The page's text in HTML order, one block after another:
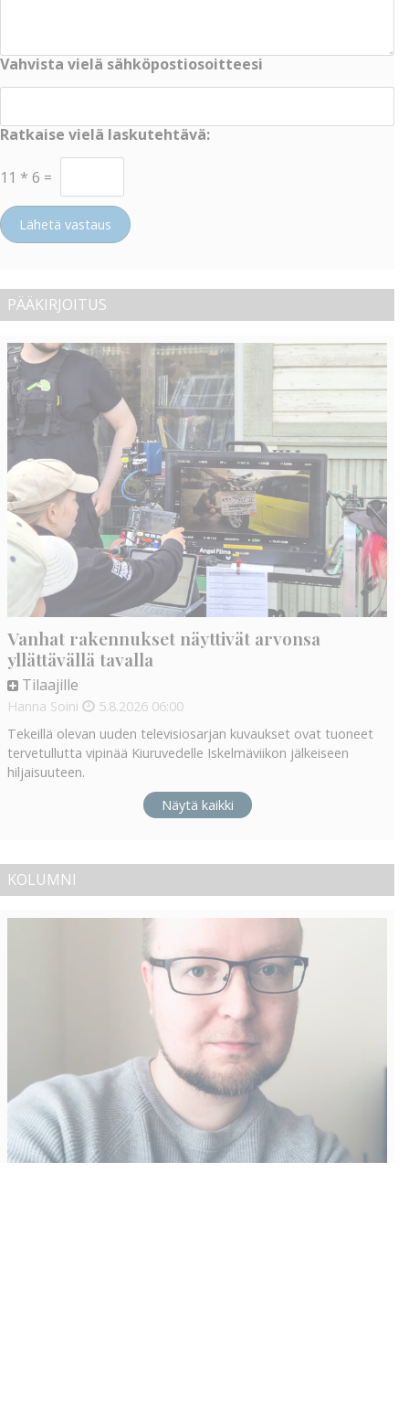
Vahvista vielä sähköpostiosoitteesi
Ratkaise vielä laskutehtävä:
11 * 6 =
Lähetä vastaus
PÄÄKIRJOITUS
Vanhat rakennukset näyttivät arvonsa
yllättävällä tavalla
Tilaajille
Hanna Soini 5.8.2026 06:00
Tekeillä olevan uuden televisiosarjan kuvaukset ovat tuoneet
tervetullutta vipinää Kiuruvedelle Iskelmäviikon jälkeiseen
hiljaisuuteen.
Näytä kaikki
KOLUMNI